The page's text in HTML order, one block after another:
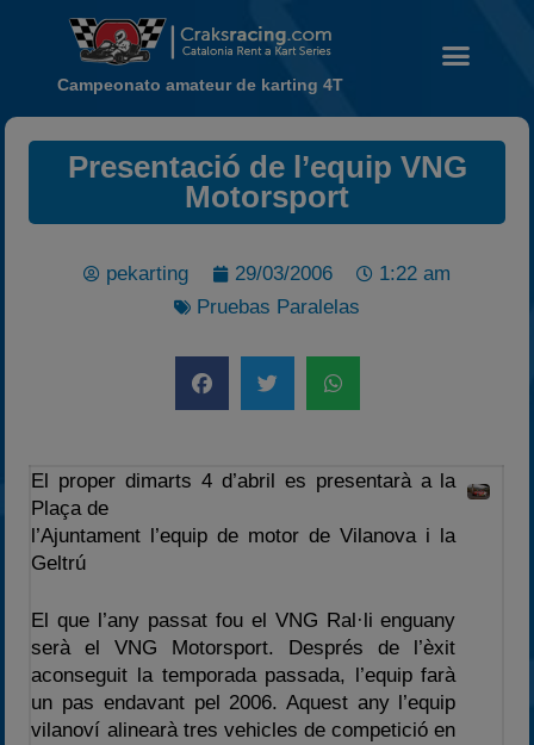
Noticias
Calendario
Carreras finalizadas
Campeonato
2024
Estadísticas
Preguntas Frecuentes
Campeonato amateur de karting 4T
Presentació de l’equip VNG
Motorsport
pekarting 29/03/2006
1:22 am
Pruebas Paralelas
El proper dimarts 4 d’abril es presentarà a la
Plaça de
l’Ajuntament l’equip de motor de Vilanova i la
Geltrú
El que l’any passat fou el VNG Ral·li enguany
serà el VNG Motorsport. Després de l’èxit
aconseguit la temporada passada, l’equip farà
un pas endavant pel 2006. Aquest any l’equip
vilanoví alinearà tres vehicles de competició en